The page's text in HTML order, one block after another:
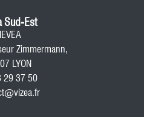
Sud-Est
Zimmermann,
LYON
29 37 50